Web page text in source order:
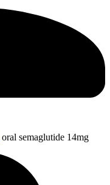
oral semaglutide 14mg